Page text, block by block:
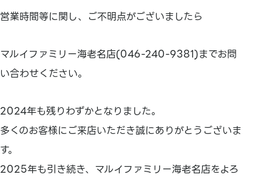
営業時間等に関し、ご不明点がございましたら
マルイファミリー海老名店(046-240-9381)までお問
い合わせください。
2024年も残りわずかとなりました。
多くのお客様にご来店いただき誠にありがとうございま
す。
2025年も引き続き、マルイファミリー海老名店をよろ